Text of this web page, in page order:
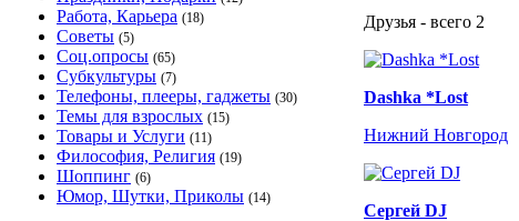
Работа, Карьера (18)
Советы (5)
Соц.опросы (65)
Субкультуры (7)
Телефоны, плееры, гаджеты (30)
Темы для взрослых (15)
Товары и Услуги (11)
Философия, Религия (19)
Шоппинг (6)
Юмор, Шутки, Приколы (14)
Друзья - всего 2
Dashka *Lost
Нижний Новгород
Сергей DJ